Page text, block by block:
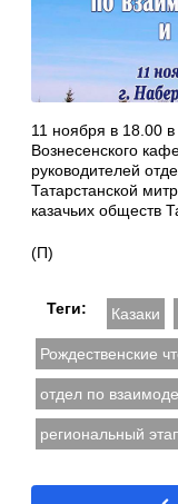
11 ноября в 18.00 в
Вознесенского
руководителей
Татарстанской
казачьих обществ
(П)
Теги: Казаки
Рождественские
отдел по
региональный